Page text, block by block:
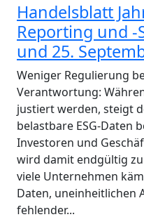
Handelsblatt
Reporting und -
und 25.
Weniger Regulierung
Verantwortung:
justiert werden, steigt
belastbare ESG-Daten
Investoren und
wird damit endgültig
viele Unternehmen
Daten, uneinheitlichen
fehlender...